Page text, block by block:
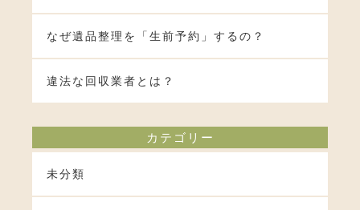
なぜ遺品整理を「生前予約」するの？
違法な回収業者とは？
カテゴリー
未分類